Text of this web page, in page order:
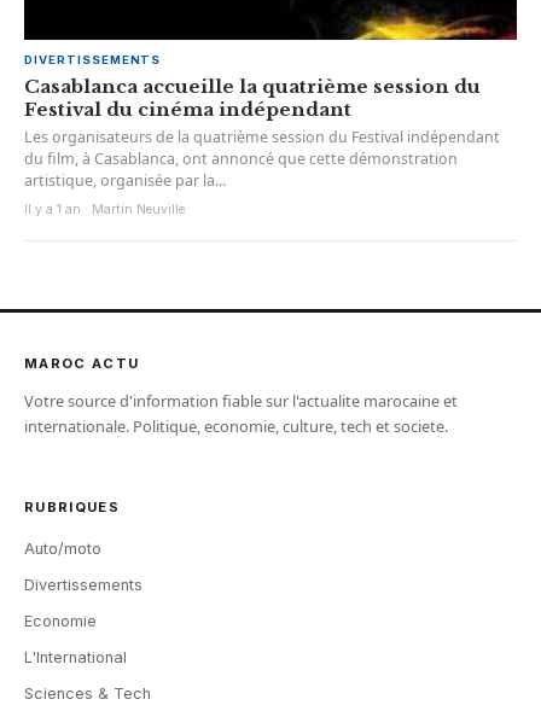
DIVERTISSEMENTS
Casablanca accueille la quatrième session du
Festival du cinéma indépendant
Les organisateurs de la quatrième session du Festival indépendant
du film, à Casablanca, ont annoncé que cette démonstration
artistique, organisée par la...
Il y a 1 an · Martin Neuville
MAROC ACTU
Votre source d'information fiable sur l'actualite marocaine et
internationale. Politique, economie, culture, tech et societe.
RUBRIQUES
Auto/moto
Divertissements
Economie
L'International
Sciences & Tech